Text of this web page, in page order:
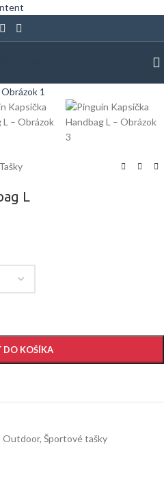
L
DO KOŠÍKA
Outdoor, Športové tašky